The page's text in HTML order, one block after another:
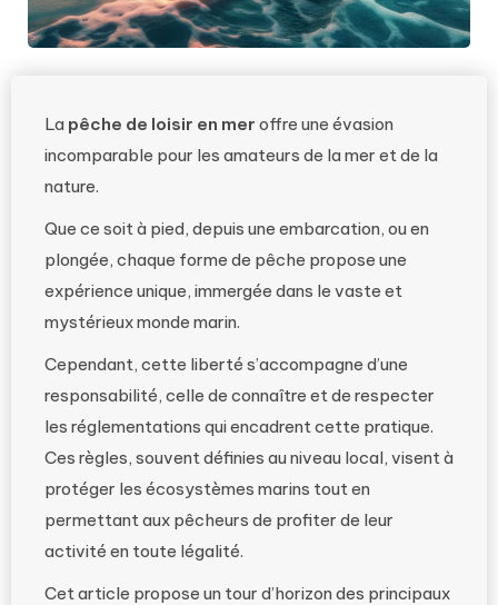
La pêche de loisir en mer offre une évasion
incomparable pour les amateurs de la mer et de la
nature.
Que ce soit à pied, depuis une embarcation, ou en
plongée, chaque forme de pêche propose une
expérience unique, immergée dans le vaste et
mystérieux monde marin.
Cependant, cette liberté s’accompagne d’une
responsabilité, celle de connaître et de respecter
les réglementations qui encadrent cette pratique.
Ces règles, souvent définies au niveau local, visent à
protéger les écosystèmes marins tout en
permettant aux pêcheurs de profiter de leur
activité en toute légalité.
Cet article propose un tour d’horizon des principaux